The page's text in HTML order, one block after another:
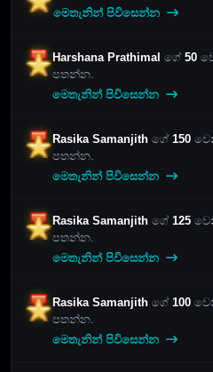
මෙතැනින් පිවිසෙන්න
Harshana Prathimal ගේ 50
පතන්න.
මෙතැනින් පිවිසෙන්න
Rasika Samanjithගේ150
පතන්න.
මෙතැනින් පිවිසෙන්න
Rasika Samanjithගේ125
පතන්න.
මෙතැනින් පිවිසෙන්න
Rasika Samanjithගේ100
පතන්න.
මෙතැනින් පිවිසෙන්න